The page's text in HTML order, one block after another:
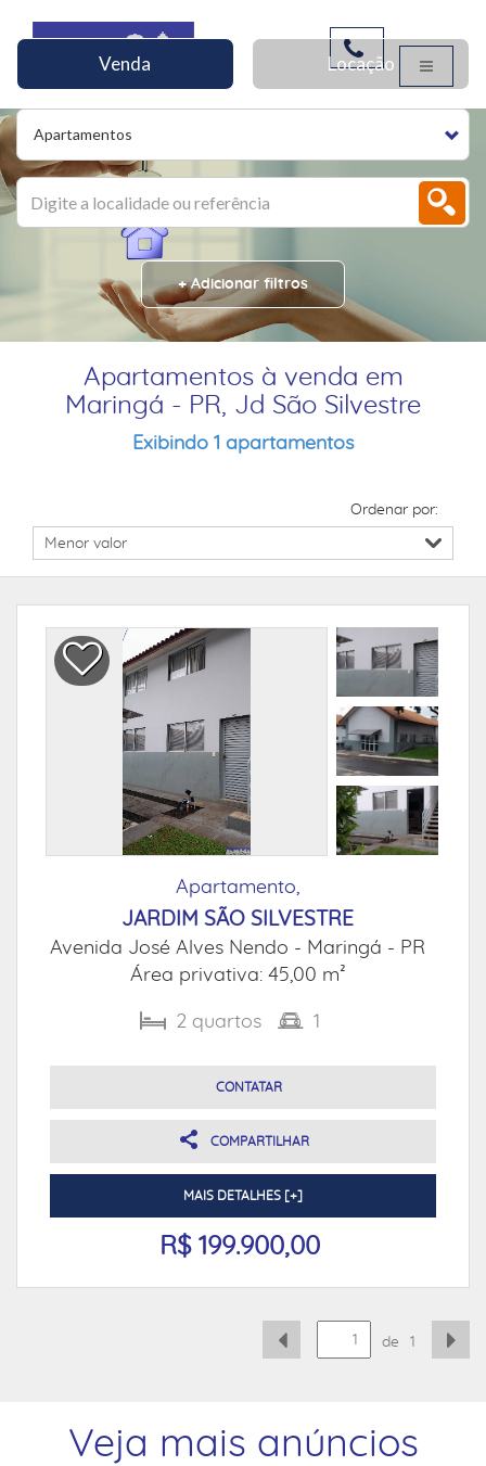
Apartamentos
Venda Locação
+ Adicionar filtros
Apartamentos à venda em
Maringá - PR, Jd São Silvestre
Exibindo 1 apartamentos
Ordenar por:
Apartamento,
JARDIM SÃO SILVESTRE
Avenida José Alves Nendo - Maringá - PR
Área privativa: 45,00 m²
2 quartos 1
CONTATAR
COMPARTILHAR
MAIS DETALHES [+]
R$ 199.900,00
de 1
Veja mais anúncios